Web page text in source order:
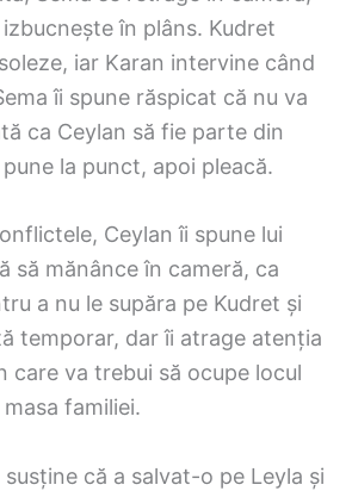
în plâns. Kudret
iar Karan intervine când
îi spune răspicat că nu va
ca Ceylan să fie parte din
la punct, apoi pleacă.
Ceylan îi spune lui
să mănânce în cameră, ca
a nu le supăra pe Kudret și
temporar, dar îi atrage atenția
care va trebui să ocupe locul
familiei.
că a salvat-o pe Leyla și